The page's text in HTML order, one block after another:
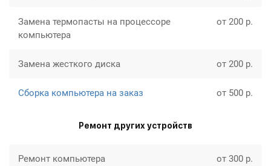
Замена термопасты на процессоре
компьютера
от 200 р.
Замена жесткого диска от 200 р.
Сборка компьютера на заказ от 500 р.
Ремонт других устройств
Ремонт компьютера от 300 р.